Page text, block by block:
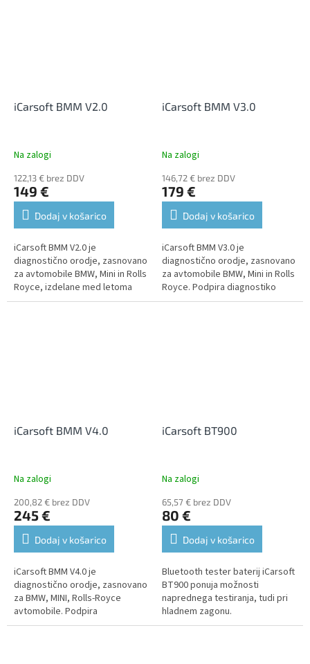
iCarsoft BMM V2.0
Na zalogi
122,13 € brez DDV
149 €
Dodaj v košarico
iCarsoft BMM V2.0 je
diagnostično orodje, zasnovano
za avtomobile BMW, Mini in Rolls
Royce, izdelane med letoma
1996 in 2016. Podpira
iCarsoft BMM V3.0
Na zalogi
146,72 € brez DDV
179 €
Dodaj v košarico
iCarsoft BMM V3.0 je
diagnostično orodje, zasnovano
za avtomobile BMW, Mini in Rolls
Royce. Podpira diagnostiko
vseh enot, kjer omogoča branje
iCarsoft BMM V4.0
Na zalogi
200,82 € brez DDV
245 €
Dodaj v košarico
iCarsoft BMM V4.0 je
diagnostično orodje, zasnovano
za BMW, MINI, Rolls-Royce
avtomobile. Podpira
diagnostiko vseh enot, kjer
iCarsoft BT900
Na zalogi
65,57 € brez DDV
80 €
Dodaj v košarico
Bluetooth tester baterij iCarsoft
BT900 ponuja možnosti
naprednega testiranja, tudi pri
hladnem zagonu.